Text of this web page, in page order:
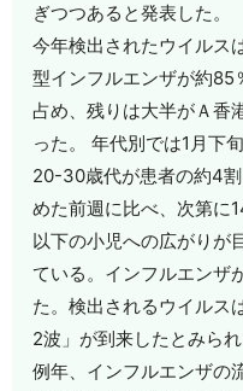
ぎつつあると発表した。
今年検出されたウイルス
型インフルエンザが約85
占め、残りは大半がＡ香
った。 年代別では1月下
20-30歳代が患者の約4
めた前週に比べ、次第に
以下の小児への広がりが
ている。インフルエンザ
た。検出されるウイルス
2波」が到来したとみられ
例年、インフルエンザの